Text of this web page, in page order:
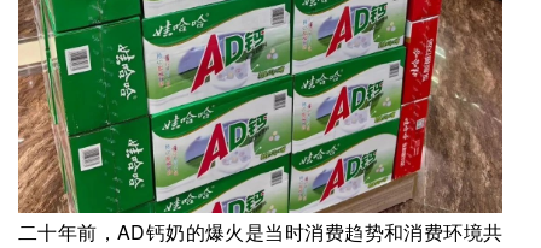
二十年前，AD钙奶的爆火是当时消费趋势和消费环境共